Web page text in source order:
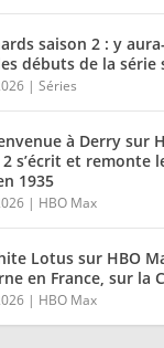
saison 2 : y
débuts de la série
|Séries
à Derry sur
s’écrit et remonte
1935
| HBO Max
Lotus sur HBO
en France, sur la
| HBO Max